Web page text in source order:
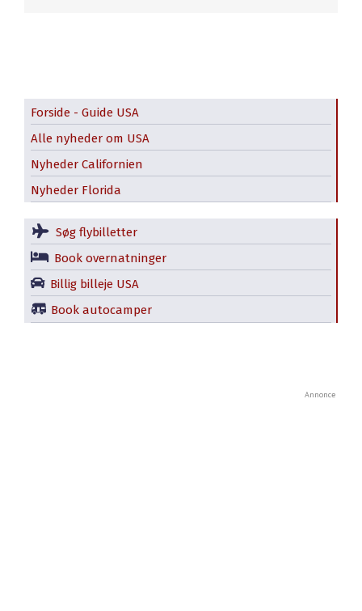
Forside - Guide USA
Alle nyheder om USA
Nyheder Californien
Nyheder Florida
Søg flybilletter
Book overnatninger
Billig billeje USA
Book autocamper
Annonce